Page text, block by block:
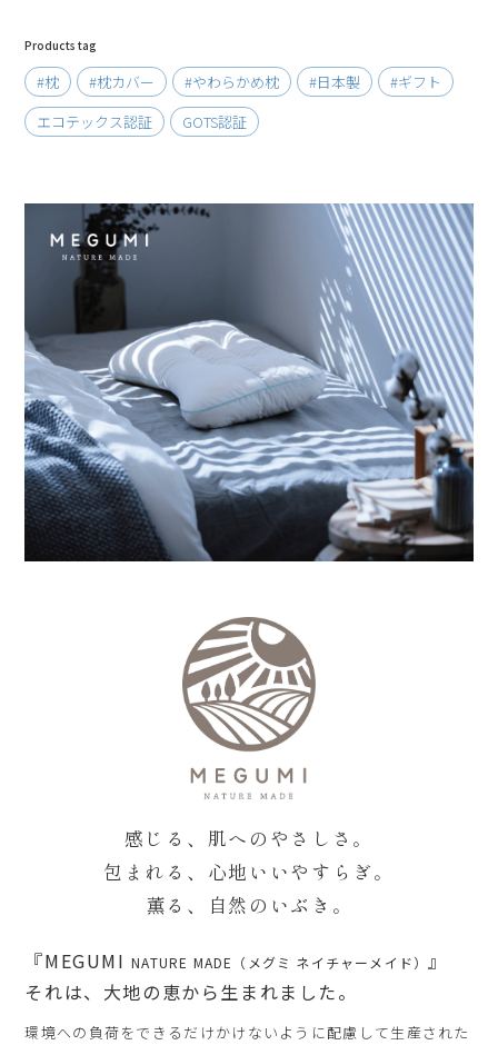
Products tag
#枕 #枕カバー #やわらかめ枕 #日本製
#ギフト
エコテックス認証
GOTS認証
感じる、肌へのやさしさ。
包まれる、心地いいやすらぎ。
薫る、自然のいぶき。
『MEGUMINATURE MADE（メグミ ネイチャーメイド） 』
それは、大地の恵から生まれました。
環境への負荷をできるだけかけないように配慮して生産された